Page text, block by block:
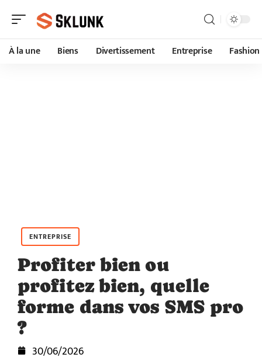
À la une Biens Divertissement Entreprise Fashion
ENTREPRISE
Profiter bien ou
profitez bien, quelle
forme dans vos SMS pro
?
30/06/2026